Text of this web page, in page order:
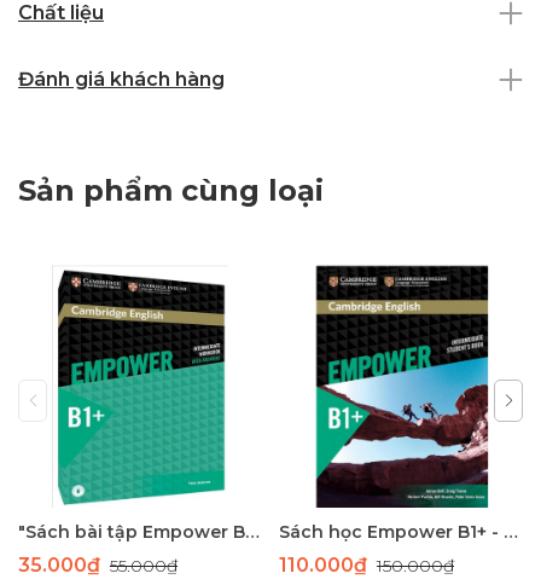
Chất liệu
Đánh giá khách hàng
Sản phẩm cùng loại
"Sách bài tập Empower B1+ - Tài liệu học tiếng Anh trung cấp Cambridge"
35.000₫ 55.000₫
Sách học Empower B1+ - Giáo trình học tiếng Anh giao tiếp trình độ B1+
110.000₫150.000₫